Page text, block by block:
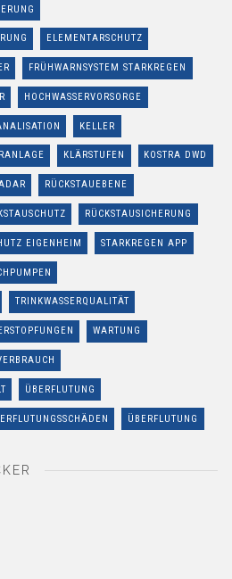
ELEMENTARSCHUTZ
FRÜHWARNSYSTEM STARKREGEN
HOCHWASSERVORSORGE
KELLER
KLÄRSTUFEN KOSTRA DWD
RÜCKSTAUEBENE
RÜCKSTAUSICHERUNG
EIGENHEIM STARKREGEN APP
TRINKWASSERQUALITÄT
WARTUNG
ÜBERFLUTUNG
ÜBERFLUTUNG